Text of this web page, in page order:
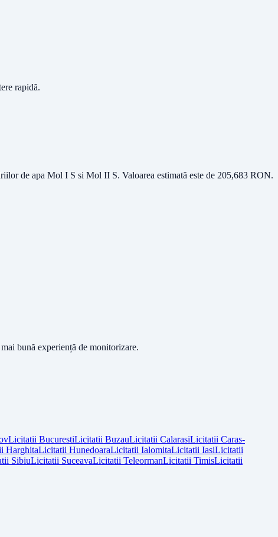
rapidă.
de apa Mol I S si Mol II S. Valoarea estimată este de 205,683 RON.
bună experiență de monitorizare.
Licitatii BucurestiLicitatii BuzauLicitatii CalarasiLicitatii Caras-
HarghitaLicitatii HunedoaraLicitatii IalomitaLicitatii IasiLicitatii
SibiuLicitatii SuceavaLicitatii TeleormanLicitatii TimisLicitatii